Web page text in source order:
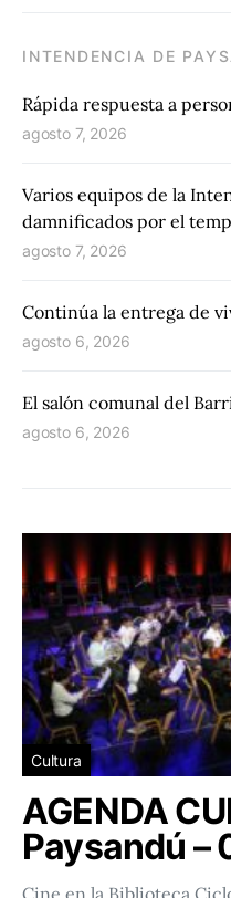
INTENDENCIA DE
Rápida respuesta a
agosto 7, 2026
Varios equipos de la
damnificados por el
agosto 7, 2026
Continúa la entrega de
agosto 6, 2026
El salón comunal del
agosto 6, 2026
Cultura
AGENDA
Paysandú –